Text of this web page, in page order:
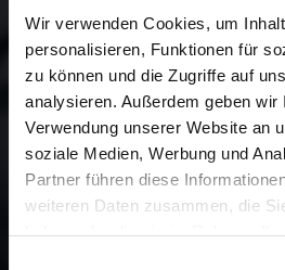
Wir verwenden Cookies, um
personalisieren, Funktionen für
zu können und die Zugriffe auf
analysieren. Außerdem geben
Verwendung unserer Website an
soziale Medien, Werbung und
Partner führen diese
weiteren Daten zusammen, die
Über uns
Lernen Sie unseren Betrieb